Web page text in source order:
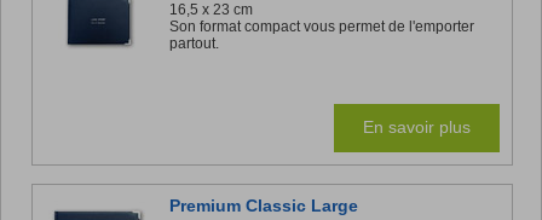
16,5 x 23 cm
Son format compact vous permet de l'emporter
partout.
En savoir plus
Premium Classic Large